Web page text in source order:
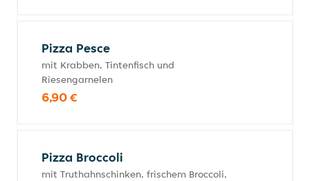
Pizza Pesce
mit Krabben, Tintenfisch und
Riesengarnelen
6,90 €
Pizza Broccoli
mit Truthahnschinken, frischem Broccoli,